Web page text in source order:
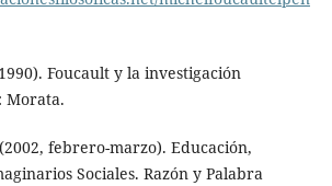
Foucault y la investigación
Morata.
febrero-marzo). Educación,
Sociales. Razón y Palabra